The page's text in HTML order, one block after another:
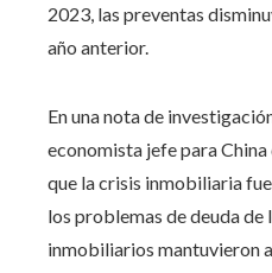
2023, las preventas
año anterior.
En una nota de
economista jefe para
que la crisis inmobiliaria
los problemas de deuda
inmobiliarios mantuvieron